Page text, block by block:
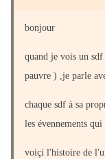
bonjour
quand je vois un
pauvre ) ,je parle
chaque sdf à sa
les évennements
voiçi l'histoire de